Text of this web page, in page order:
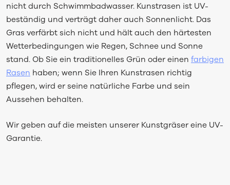
nicht durch Schwimmbadwasser. Kunstrasen ist UV-
beständig und verträgt daher auch Sonnenlicht. Das
Gras verfärbt sich nicht und hält auch den härtesten
Wetterbedingungen wie Regen, Schnee und Sonne
stand. Ob Sie ein traditionelles Grün oder einen farbigen
Rasen haben; wenn Sie Ihren Kunstrasen richtig
pflegen, wird er seine natürliche Farbe und sein
Aussehen behalten.
Wir geben auf die meisten unserer Kunstgräser eine UV-
Garantie.